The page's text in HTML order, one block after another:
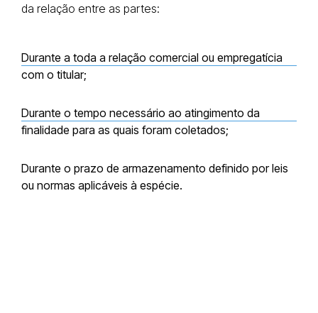
da relação entre as partes:
Durante a toda a relação comercial ou empregatícia
com o titular;
Durante o tempo necessário ao atingimento da
finalidade para as quais foram coletados;
Durante o prazo de armazenamento definido por leis
ou normas aplicáveis à espécie.